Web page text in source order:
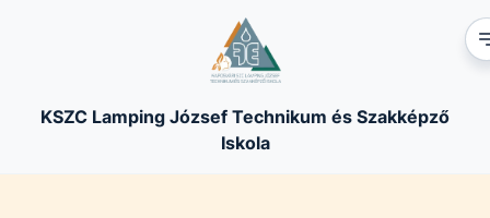
KSZC Lamping József Technikum és Szakképző
Iskola